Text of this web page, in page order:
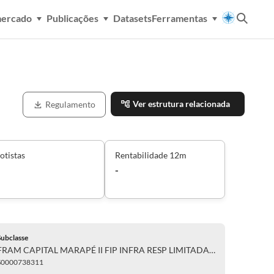
Publicações DatasetsFerramentas
Regulamento Ver estrutura relacionada
Rentabilidade 12m
-
FRAM CAPITAL MARAPÉ II FIP INFRA RESP LIMITADA - SUB CLASSE A